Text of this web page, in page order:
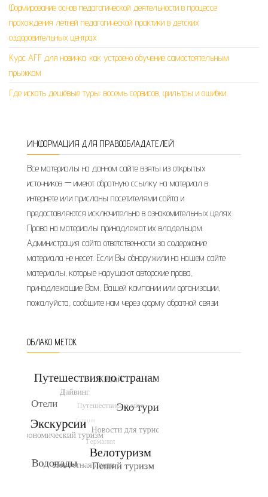
Формирование основ педагогической деятельности в процессе
прохождения летней педагогической практики в детских
оздоровительных центрах
Курс AFF для новичка: как устроено обучение самостоятельным
прыжкам
Где искать дешёвые туры: восемь сервисов, фильтры и ошибки
ИНФОРМАЦИЯ ДЛЯ ПРАВООБЛАДАТЕЛЕЙ
Все материалы на данном сайте взяты из открытых
источников — имеют обратную ссылку на материал в
интернете или присланы посетителями сайта и
предоставляются исключительно в ознакомительных целях.
Права на материалы принадлежат их владельцам.
Администрация сайта ответственности за содержание
материала не несет. Если Вы обнаружили на нашем сайте
материалы, которые нарушают авторские права,
принадлежащие Вам, Вашей компании или организации,
пожалуйста, сообщите нам через форму обратной связи.
ОБЛАКО МЕТОК